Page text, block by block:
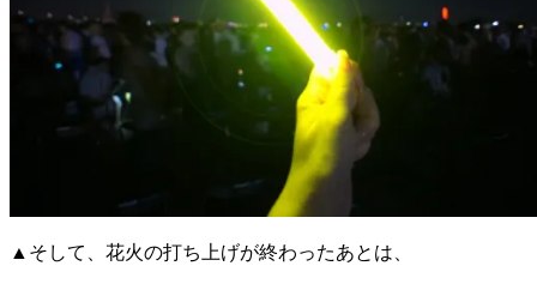
▲そして、花火の打ち上げが終わったあとは、